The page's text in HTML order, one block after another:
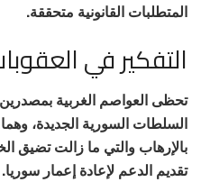
المتطلبات القانونية متحققة.
التفكير في
تحظى العواصم الغربية
السلطات السورية الجديدة،
بالإرهاب والتي ما زالت تضيق
تقديم الدعم لإعادة إعمار